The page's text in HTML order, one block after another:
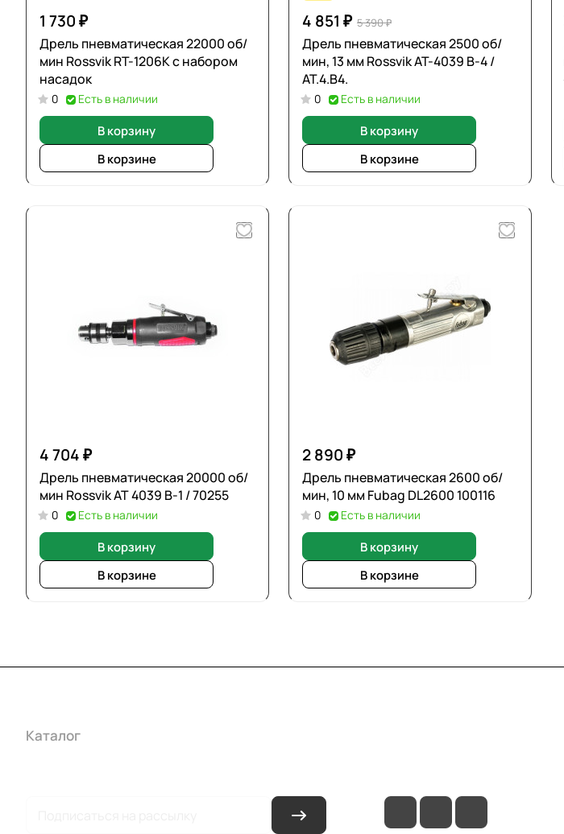
1 730 ₽
Дрель пневматическая 22000 об/
мин Rossvik RT-1206K с набором
насадок
0 Есть в наличии
В корзину
В корзине
4 851 ₽ 5 390 ₽
Дрель пневматическая 2500 об/
мин, 13 мм Rossvik АТ-4039 В-4 /
AT.4.B4.
0 Есть в наличии
В корзину
В корзине
4 704 ₽
Дрель пневматическая 20000 об/
мин Rossvik АТ 4039 В-1 / 70255
0 Есть в наличии
В корзину
В корзине
2 890 ₽
Дрель пневматическая 2600 об/
мин, 10 мм Fubag DL2600 100116
0 Есть в наличии
В корзину
В корзине
Каталог